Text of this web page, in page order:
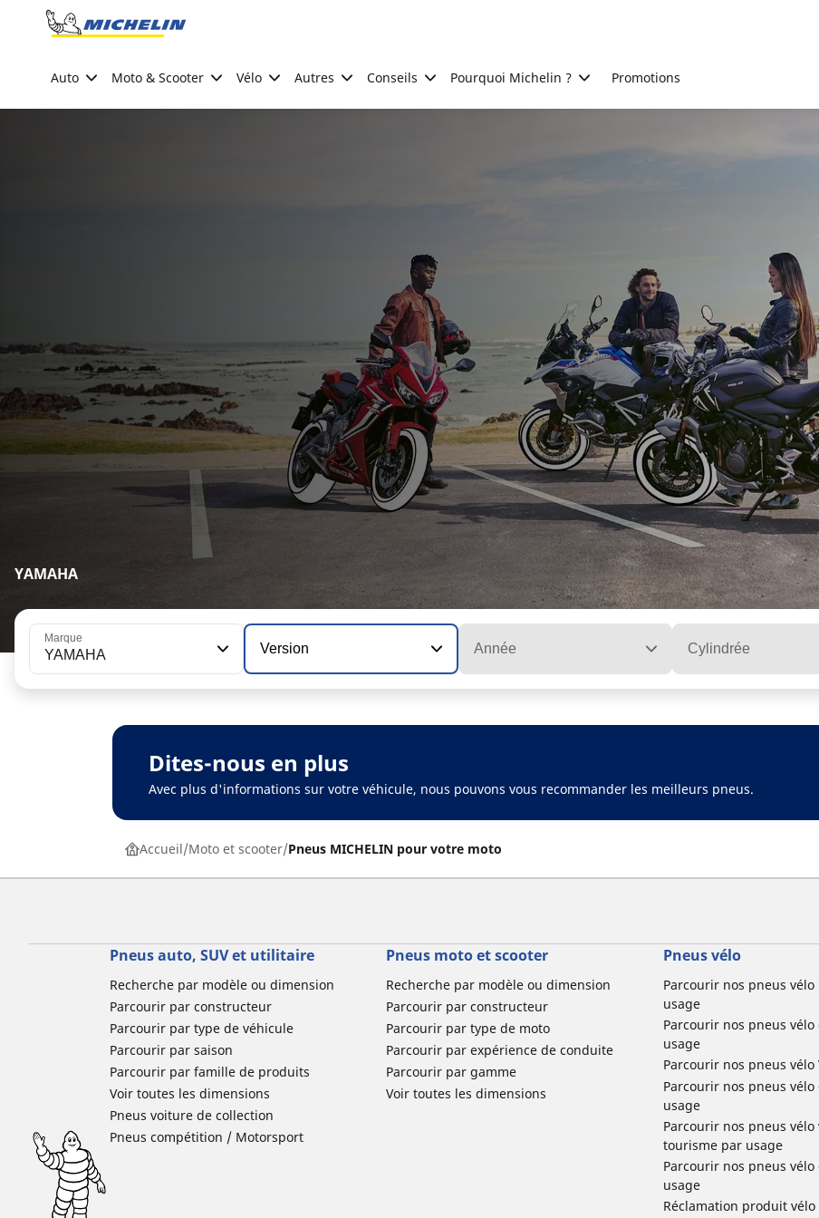
Go to page content
Auto Moto & Scooter Vélo Autres Conseils Pourquoi Michelin ? Promotions
YAMAHA
Marque
YAMAHA Version Année Cylindrée
Dites-nous en plus
Avec plus d'informations sur votre véhicule, nous pouvons vous recommander les meilleurs pneus.
Accueil Moto et scooter Pneus MICHELIN pour votre moto
Pneus auto, SUV et utilitaire
Recherche par modèle ou dimension
Parcourir par constructeur
Parcourir par type de véhicule
Parcourir par saison
Parcourir par famille de produits
Voir toutes les dimensions
Pneus voiture de collection
Pneus compétition / Motorsport
Pneus moto et scooter
Recherche par modèle ou dimension
Parcourir par constructeur
Parcourir par type de moto
Parcourir par expérience de conduite
Parcourir par gamme
Voir toutes les dimensions
Pneus vélo
Parcourir nos pneus
usage
Parcourir nos pneus
usage
Parcourir nos pneus vélo
Parcourir nos pneus
usage
Parcourir nos pneus vélo
tourisme par usage
Parcourir nos pneus
usage
Réclamation produit vélo